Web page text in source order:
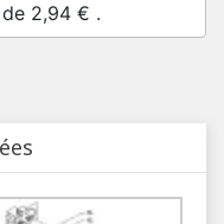
2,94 € .